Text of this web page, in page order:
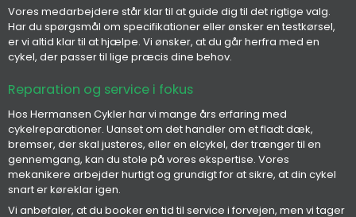
Vores medarbejdere står klar til at guide dig til det rigtige valg.
Har du spørgsmål om specifikationer eller ønsker en testkørsel,
er vi altid klar til at hjælpe. Vi ønsker, at du går herfra med en
cykel, der passer til lige præcis dine behov.
Reparation og service i fokus
Hos Hermansen Cykler har vi mange års erfaring med
cykelreparationer. Uanset om det handler om et fladt dæk,
bremser, der skal justeres, eller en elcykel, der trænger til en
gennemgang, kan du stole på vores ekspertise. Vores
mekanikere arbejder hurtigt og grundigt for at sikre, at din cykel
snart er køreklar igen.
Vi anbefaler, at du booker en tid til service i forvejen, men vi tager